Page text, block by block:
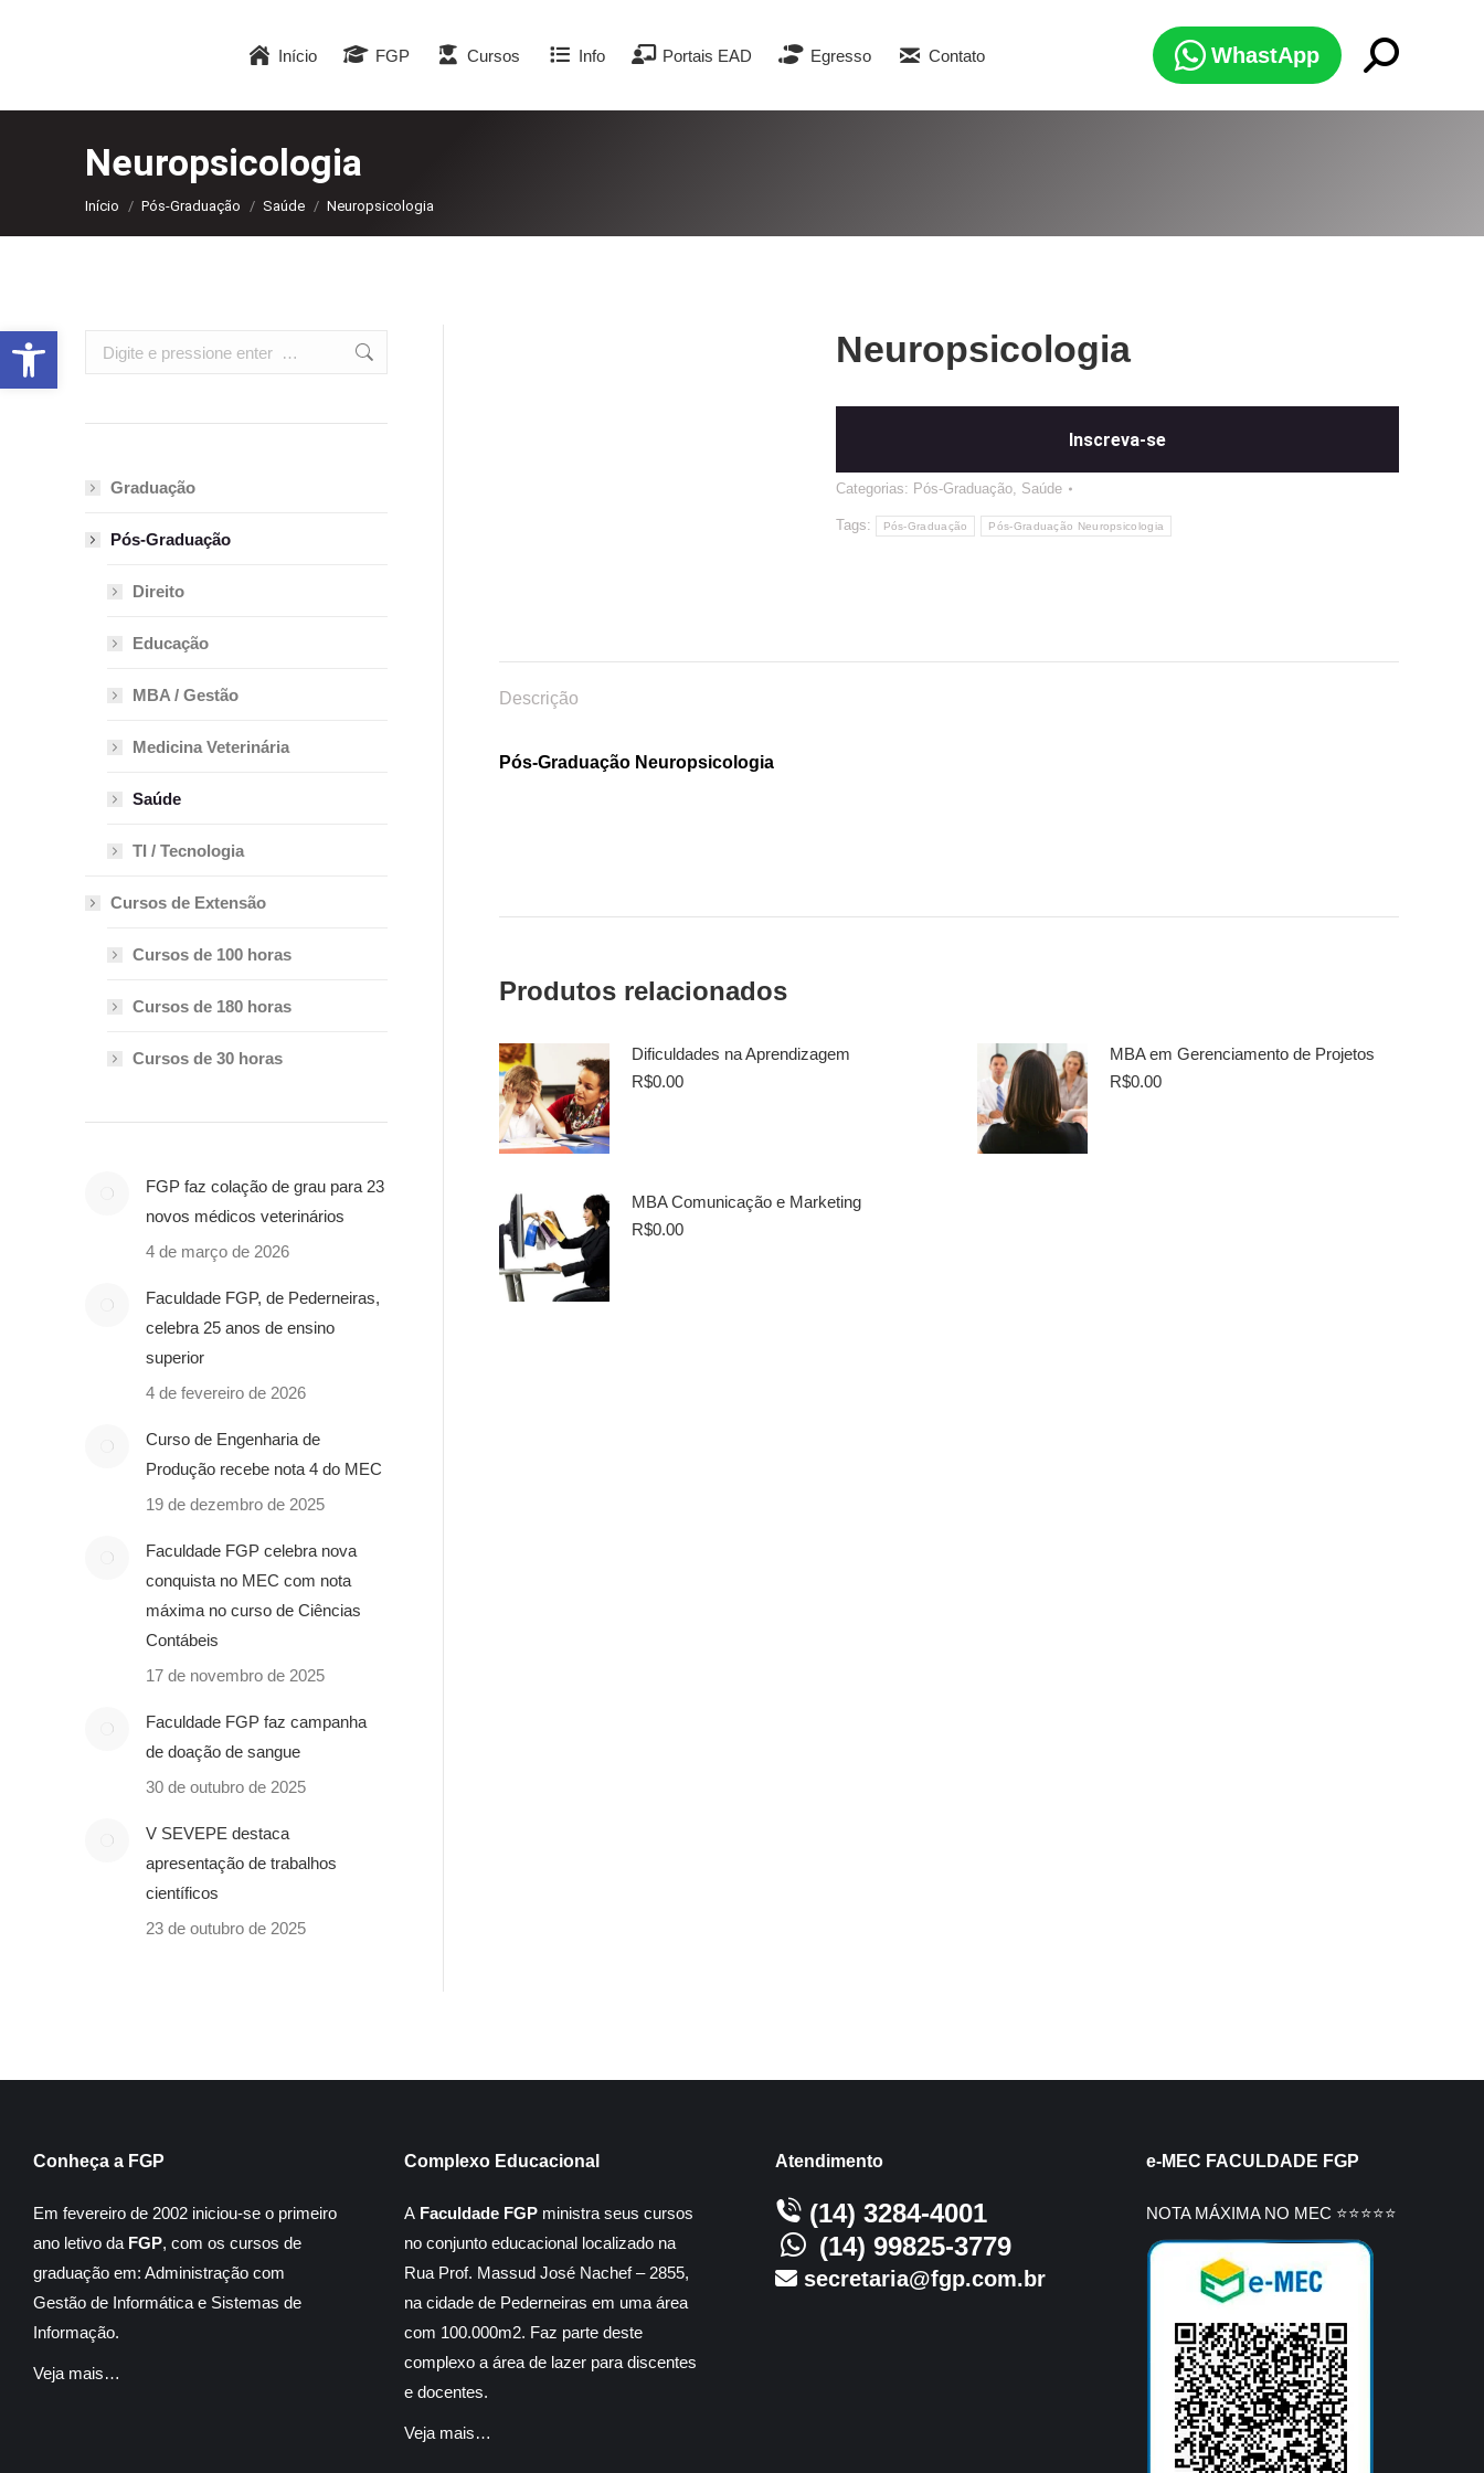
Início FGP Cursos Info Portais EAD Egresso Contato WhastApp Search:
Neuropsicologia
Você está aqui:
Início Pós-Graduação Saúde Neuropsicologia
Neuropsicologia
Inscreva-se
Categorias: Pós-Graduação, Saúde
Tags: Pós-Graduação Pós-Graduação Neuropsicologia
Descrição
Pós-Graduação Neuropsicologia
Produtos relacionados
Dificuldades na Aprendizagem
R$0.00
MBA em Gerenciamento de Projetos
R$0.00
MBA Comunicação e Marketing
R$0.00
Search:
Graduação
Pós-Graduação
Direito
Educação
MBA / Gestão
Medicina Veterinária
Saúde
TI / Tecnologia
Cursos de Extensão
Cursos de 100 horas
Cursos de 180 horas
Cursos de 30 horas
FGP faz colação de grau para 23
novos médicos veterinários
4 de março de 2026
Faculdade FGP, de Pederneiras,
celebra 25 anos de ensino
superior
4 de fevereiro de 2026
Curso de Engenharia de
Produção recebe nota 4 do MEC
19 de dezembro de 2025
Faculdade FGP celebra nova
conquista no MEC com nota
máxima no curso de Ciências
Contábeis
17 de novembro de 2025
Faculdade FGP faz campanha
de doação de sangue
30 de outubro de 2025
V SEVEPE destaca
apresentação de trabalhos
científicos
23 de outubro de 2025
Conheça a FGP
Em fevereiro de 2002 iniciou-se o primeiro
ano letivo da FGP, com os cursos de
graduação em: Administração com
Gestão de Informática e Sistemas de
Informação.
Veja mais…
Complexo Educacional
A Faculdade FGP ministra seus cursos
no conjunto educacional localizado na
Rua Prof. Massud José Nachef – 2855,
na cidade de Pederneiras em uma área
com 100.000m2. Faz parte deste
complexo a área de lazer para discentes
e docentes.
Veja mais…
Atendimento
(14) 3284-4001
(14) 99825-3779
secretaria@fgp.com.br
e-MEC FACULDADE FGP
NOTA MÁXIMA NO MEC ⭐⭐⭐⭐⭐
Abrir a barra de ferramentas